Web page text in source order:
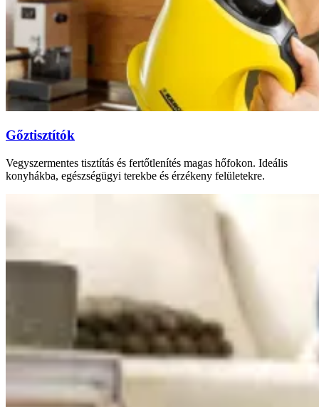
Gőztisztítók
Vegyszermentes tisztítás és fertőtlenítés magas hőfokon. Ideális
konyhákba, egészségügyi terekbe és érzékeny felületekre.